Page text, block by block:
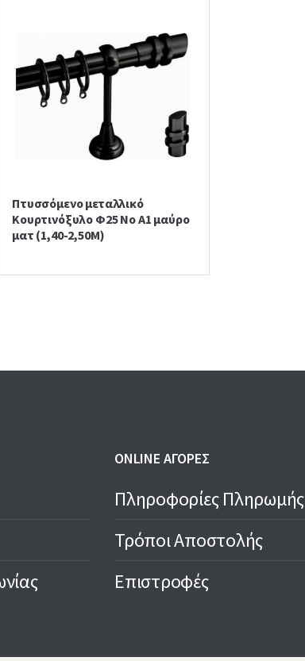
Πτυσσόμενο μεταλλικό
Κουρτινόξυλο Φ25 Νο Α1 μαύρο
ματ (1,40-2,50Μ)
ONLINE ΑΓΟΡΕΣ
Πληροφορίες Πληρωμής
Τρόποι Αποστολής
Επιστροφές